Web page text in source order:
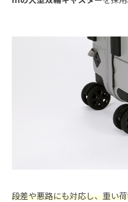
段差や悪路にも対応し、重い